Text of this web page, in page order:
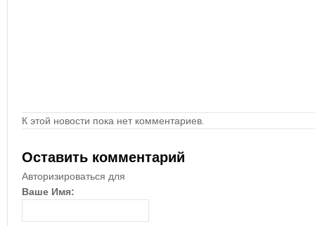
К этой новости пока нет комментариев.
Оставить комментарий
Авторизироваться для
Ваше Имя: